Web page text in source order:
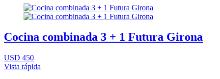
Cocina combinada 3 + 1 Futura Girona
USD 450
Vista rápida